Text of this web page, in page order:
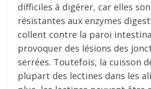
difficiles à digérer, car elles
résistantes aux enzymes
collent contre la paroi
provoquer des lésions des
serrées. Toutefois, la cuisson
plupart des lectines dans les